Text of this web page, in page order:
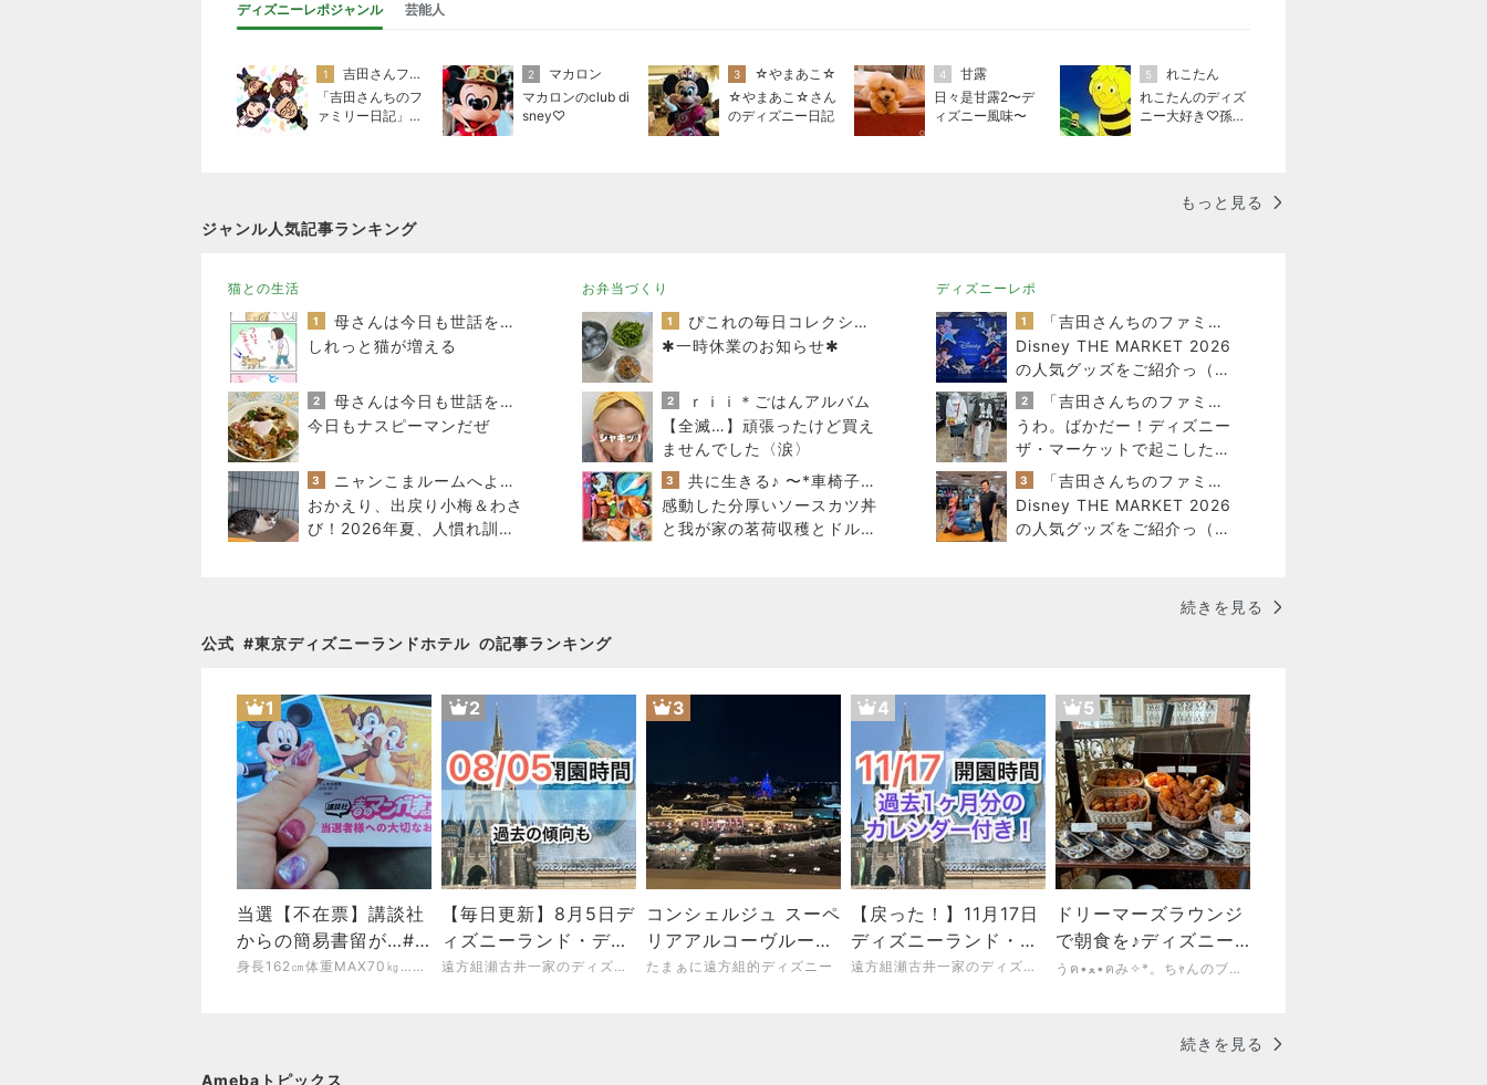
ディズニーレポジャンル 芸能人
1
吉田さんファミリー
「吉田さんちのフ
ァミリー日記」Po
2
マカロン
マカロンのclub di
sney♡
3
☆やまあこ☆
☆やまあこ☆さん
のディズニー日記
4
甘露
日々是甘露2〜デ
ィズニー風味〜
5
れこたん
れこたんのディズ
ニー大好き♡孫4
もっと見る
ジャンル人気記事ランキング
猫との生活
1
母さんは今日も世話をやく
しれっと猫が増える
2
母さんは今日も世話をやく
今日もナスピーマンだぜ
3
ニャンこまルームへようこそ
おかえり、出戻り小梅＆わさ
び！2026年夏、人慣れ訓練
お弁当づくり
1
ぴこれの毎日コレクション♬.*ﾟ
✱一時休業のお知らせ✱
2
ｒｉｉ＊ごはんアルバム
【全滅…】頑張ったけど買え
ませんでした〈涙〉
3
共に生きる♪ 〜*車椅子の息子とお弁当の記録*〜
感動した分厚いソースカツ丼
と我が家の茗荷収穫とドルフ
ディズニーレポ
1
「吉田さんちのファミリー日記」Powered by Ameba 吉田さんファミリーオフィシャルブログ
Disney THE MARKET 2026
の人気グッズをご紹介っ（そ
の1）
2
「吉田さんちのファミリー日記」Powered by Ameba 吉田さんファミリーオフィシャルブログ
うわ。ばかだー！ディズニー
ザ・マーケットで起こした大
失敗談。
3
「吉田さんちのファミリー日記」Powered by Ameba 吉田さんファミリーオフィシャルブログ
Disney THE MARKET 2026
の人気グッズをご紹介っ（そ
続きを見る
公式 #東京ディズニーランドホテル の記事ランキング
1
当選【不在票】講談社
からの簡易書留が…#
弾丸旅行におすすめの
身長162㎝体重MAX70㎏…ゆらっちの糖質制限・肉食ダイエット記録
2
【毎日更新】8月5日デ
ィズニーランド・ディ
ズニーシー開園時間 遠方組瀬古井一家のディズニー&ホテル研究ブログ！
3
コンシェルジュ スーペ
リアアルコーヴルーム
（パークグランドビュ
たまぁに遠方組的ディズニー
4
【戻った！】11月17日
ディズニーランド・デ
ィズニーシー開園時間
遠方組瀬古井一家のディズニー&ホテル研究ブログ！
5
ドリーマーズラウンジ
で朝食を♪ディズニー
ランドホテル宿泊特典
うฅ•ﻌ•ฅみ✧*。ちｬんのブログですぅ
続きを見る
Amebaトピックス